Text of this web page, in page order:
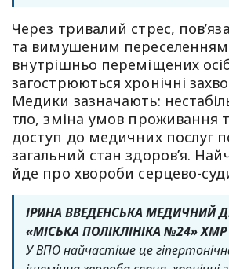
Через тривалий стрес,
та вимушеним
внутрішньо переміщених
загострюються хронічні
Медики зазначають:
тло, зміна умов проживання
доступ до медичних послуг
загальний стан здоров’я.
йде про хвороби серцево-
ІРИНА ВВЕДЕНСЬКА МЕДИЧНИЙ
«МІСЬКА ПОЛІКЛІНІКА №24» ХМР
У ВПО найчастіше це